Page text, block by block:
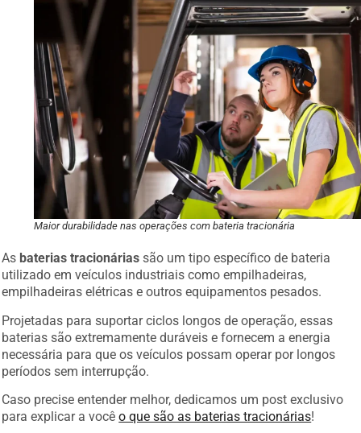
Maior durabilidade nas operações com bateria tracionária
As baterias tracionárias são um tipo específico de bateria
utilizado em veículos industriais como empilhadeiras,
empilhadeiras elétricas e outros equipamentos pesados.
Projetadas para suportar ciclos longos de operação, essas
baterias são extremamente duráveis e fornecem a energia
necessária para que os veículos possam operar por longos
períodos sem interrupção.
Caso precise entender melhor, dedicamos um post exclusivo
para explicar a vocêo que são as baterias tracionárias!